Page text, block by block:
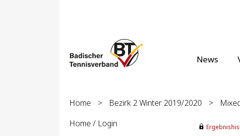
News
Home > Bezirk 2 Winter 2019/2020 >
Home / Login